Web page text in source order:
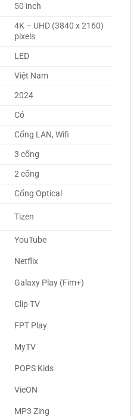
50 inch
4K – UHD (3840 x 2160)
pixels
LED
Việt Nam
2024
Có
Cổng LAN, Wifi
3 cổng
2 cổng
Cổng Optical
Tizen
YouTube
Netflix
Galaxy Play (Fim+)
Clip TV
FPT Play
MyTV
POPS Kids
VieON
MP3 Zing